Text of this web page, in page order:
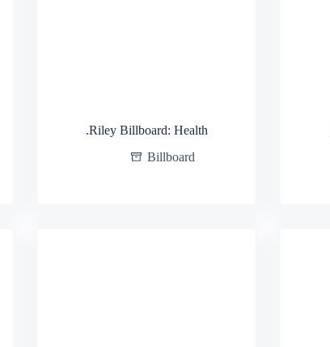
.Riley Billboard: Health
Billboard